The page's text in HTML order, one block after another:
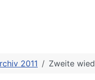
2011 Zweite